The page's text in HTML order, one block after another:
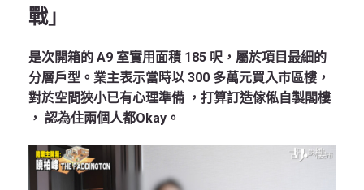
戰」
是次開箱的 A9 室實用面積 185 呎，屬於項目最細的
分層戶型。業主表示當時以 300 多萬元買入市區樓，
對於空間狹小已有心理準備 ，打算訂造傢俬自製閣樓
， 認為住兩個人都Okay。